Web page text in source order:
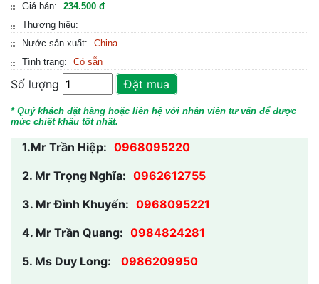
Giá bán:
234.500 đ
Thương hiệu:
Nước sản xuất:
China
Tình trạng:
Có sẵn
Số lượng Đặt mua
* Quý khách đặt hàng hoặc liên hệ với nhân viên tư vấn để được
mức chiết khấu tốt nhất.
1.Mr Trần Hiệp: 0968095220
2. Mr Trọng Nghĩa: 0962612755
3. Mr Đình Khuyến: 0968095221
4. Mr Trần Quang: 0984824281
5. Ms Duy Long:
0986209950